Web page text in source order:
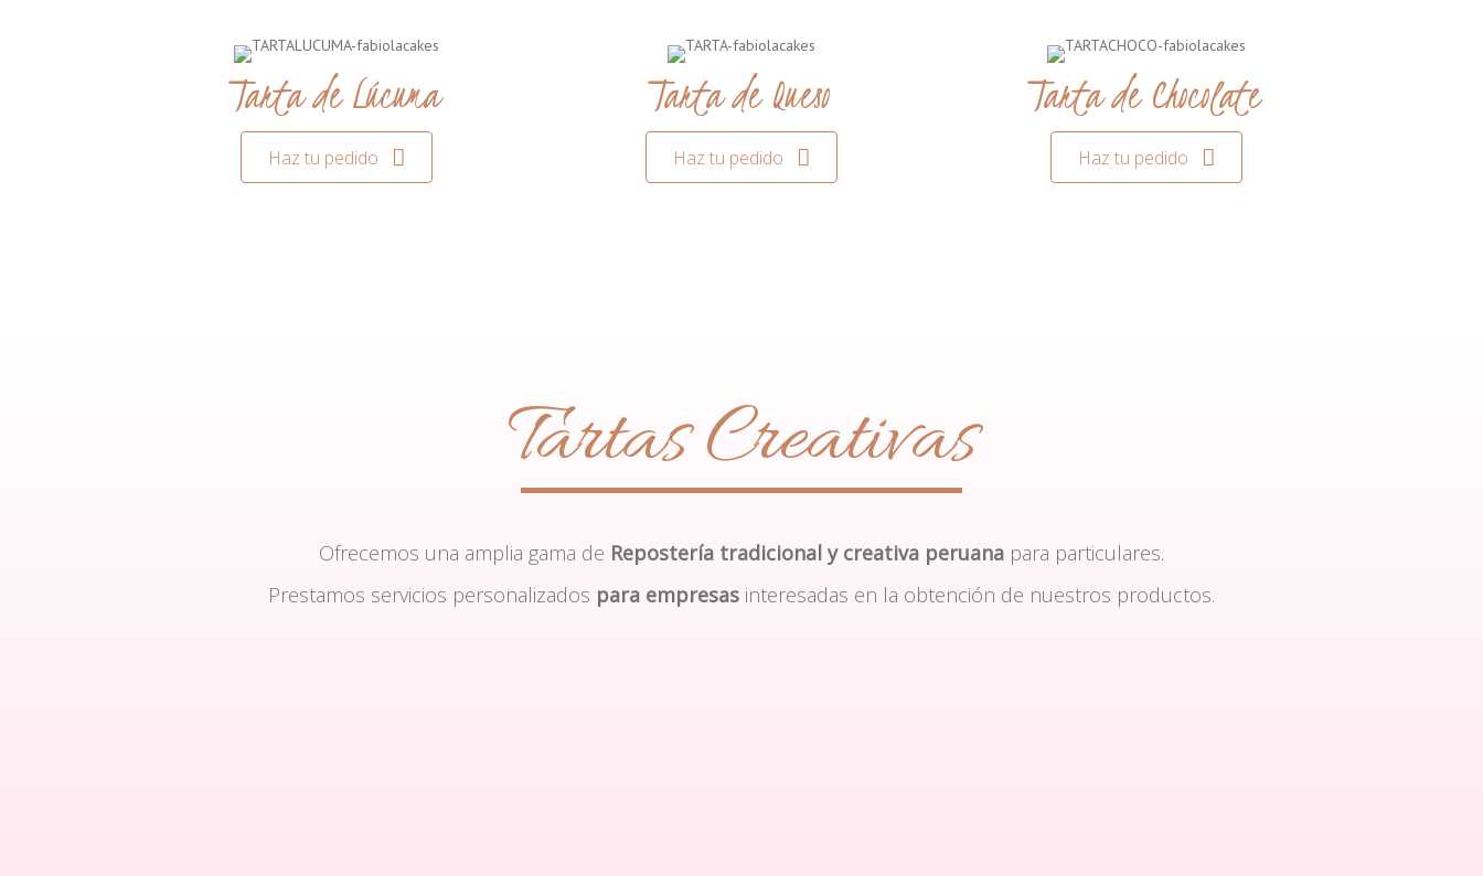
Tarta de Lúcuma
Haz tu pedido
Tarta de Queso
Haz tu pedido
Tarta de Chocolate
Haz tu pedido
Tartas Creativas
Ofrecemos una amplia gama de Repostería tradicional y creativa peruana para particulares.
Prestamos servicios personalizados para empresas interesadas en la obtención de nuestros productos.